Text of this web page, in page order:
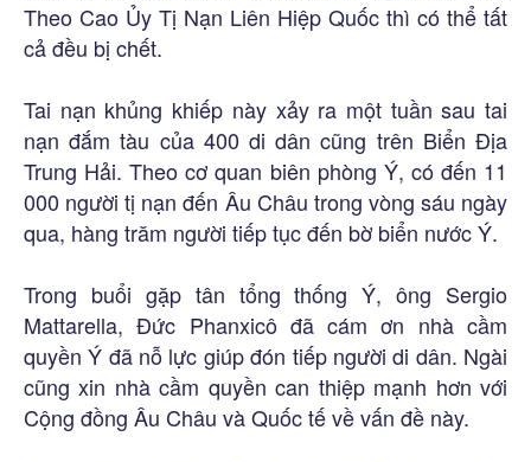
Theo Cao Ủy Tị Nạn Liên Hiệp Quốc thì có thể tất
cả đều bị chết.
Tai nạn khủng khiếp này xảy ra một tuần sau tai
nạn đắm tàu của 400 di dân cũng trên Biển Địa
Trung Hải. Theo cơ quan biên phòng Ý, có đến 11
000 người tị nạn đến Âu Châu trong vòng sáu ngày
qua, hàng trăm người tiếp tục đến bờ biển nước Ý.
Trong buổi gặp tân tổng thống Ý, ông Sergio
Mattarella, Đức Phanxicô đã cám ơn nhà cầm
quyền Ý đã nỗ lực giúp đón tiếp người di dân. Ngài
cũng xin nhà cầm quyền can thiệp mạnh hơn với
Cộng đồng Âu Châu và Quốc tế về vấn đề này.